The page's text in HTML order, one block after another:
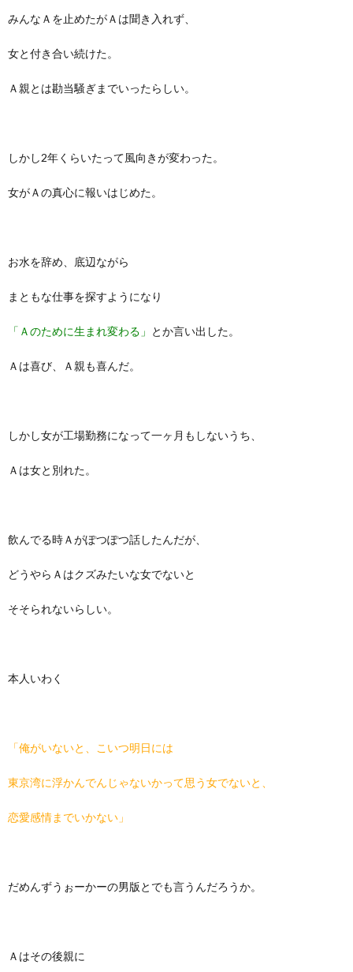
みんなＡを止めたがＡは聞き入れず、
女と付き合い続けた。
Ａ親とは勘当騒ぎまでいったらしい。
しかし2年くらいたって風向きが変わった。
女がＡの真心に報いはじめた。
お水を辞め、底辺ながら
まともな仕事を探すようになり
「Ａのために生まれ変わる」 とか言い出した。
Ａは喜び、Ａ親も喜んだ。
しかし女が工場勤務になって一ヶ月もしないうち、
Ａは女と別れた。
飲んでる時Ａがぽつぽつ話したんだが、
どうやらＡはクズみたいな女でないと
そそられないらしい。
本人いわく
「俺がいないと、こいつ明日には
東京湾に浮かんでんじゃないかって思う女でないと、
恋愛感情までいかない」
だめんずうぉーかーの男版とでも言うんだろうか。
Ａはその後親に